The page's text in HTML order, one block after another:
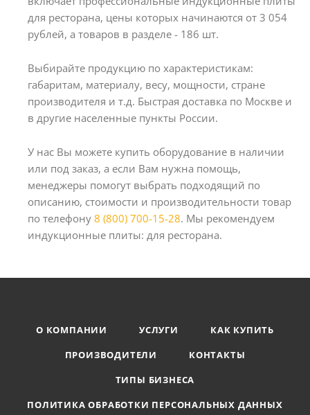
для ресторана, цены которых начинаются от 3 054
рублей, а товаров в разделе - 186 шт.
Выбирайте продукцию по характеристикам:
габаритам, материалу, весу, мощности, стране
производителя и т.д. Быстрая доставка по Москве и
в другие населенные пункты России.
У нас Вы можете купить оборудование в наличии
или под заказ, а если Вам нужна помощь,
менеджеры помогут выбрать подходящий по
описанию, стоимости и производительности товар
по телефону 8 (800) 700-15-28. Мы рекомендуем
индукционные плиты: для ресторана.
О КОМПАНИИ УСЛУГИ
КАК КУПИТЬ
ПРОИЗВОДИТЕЛИ
КОНТАКТЫ
ТИПЫ БИЗНЕСА
ПОЛИТИКА ОБРАБОТКИ ПЕРСОНАЛЬНЫХ ДАННЫХ